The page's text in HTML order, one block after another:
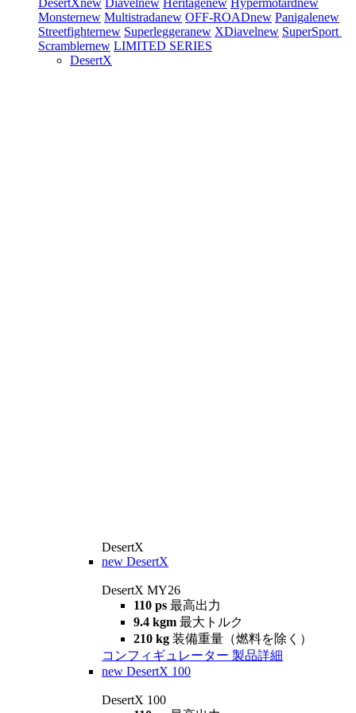
DesertXnew Diavelnew Heritagenew Hypermotardnew
Monsternew Multistradanew OFF-ROADnew Panigalenew
Streetfighternew Superleggeranew XDiavelnew SuperSport
Scramblernew LIMITED SERIES
DesertX
DesertX
new DesertX
DesertX MY26
110 ps 最高出力
9.4 kgm 最大トルク
210 kg 装備重量（燃料を除く）
コンフィギュレーター 製品詳細
new DesertX 100
DesertX 100